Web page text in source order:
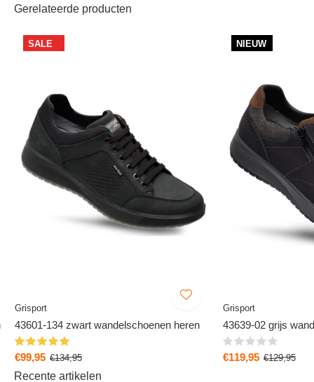
Gerelateerde producten
SALE
Grisport
43601-134 zwart wandelschoenen heren
€99,95 €134,95
NIEUW
Grisport
43639-02 grijs
€119,95 €129,95
Recente artikelen